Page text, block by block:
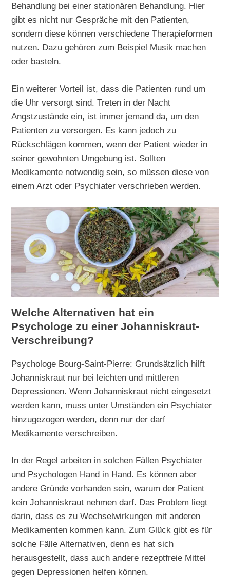
Behandlung bei einer stationären Behandlung. Hier
gibt es nicht nur Gespräche mit den Patienten,
sondern diese können verschiedene Therapieformen
nutzen. Dazu gehören zum Beispiel Musik machen
oder basteln.
Ein weiterer Vorteil ist, dass die Patienten rund um
die Uhr versorgt sind. Treten in der Nacht
Angstzustände ein, ist immer jemand da, um den
Patienten zu versorgen. Es kann jedoch zu
Rückschlägen kommen, wenn der Patient wieder in
seiner gewohnten Umgebung ist. Sollten
Medikamente notwendig sein, so müssen diese von
einem Arzt oder Psychiater verschrieben werden.
Welche Alternativen hat ein
Psychologe zu einer Johanniskraut-
Verschreibung?
Psychologe Bourg-Saint-Pierre: Grundsätzlich hilft
Johanniskraut nur bei leichten und mittleren
Depressionen. Wenn Johanniskraut nicht eingesetzt
werden kann, muss unter Umständen ein Psychiater
hinzugezogen werden, denn nur der darf
Medikamente verschreiben.
In der Regel arbeiten in solchen Fällen Psychiater
und Psychologen Hand in Hand. Es können aber
andere Gründe vorhanden sein, warum der Patient
kein Johanniskraut nehmen darf. Das Problem liegt
darin, dass es zu Wechselwirkungen mit anderen
Medikamenten kommen kann. Zum Glück gibt es für
solche Fälle Alternativen, denn es hat sich
herausgestellt, dass auch andere rezeptfreie Mittel
gegen Depressionen helfen können.